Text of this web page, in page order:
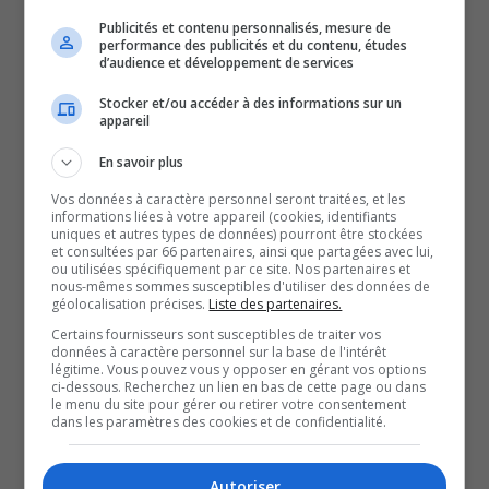
Plusieurs projets sont sur la table, mais des choix ont été
faits pour prioriser ceux jugés les plus importants pour la
population, mentionne Yvon Charette, le maire de la
municipalité.
Pour les propriétaires résidentiels, le compte de taxes
l’augmentation de 2025.
Malgré la baisse prévue, le directeur général par intérim
de Rivière-Héva, Gérald Laprise, assure que les services
offerts demeurent les mêmes.
Lors de la séance du 2 mars prochain, le conseil
municipal annoncera la création d’un comité de travail
sur le budget participatif.
Les citoyens sont donc invités à envoyer
leurs candidatures afin de réfléchir aux sources de
Publicités et contenu personnalisés, mesure de
performance des publicités et du contenu, études
d’audience et développement de services
Stocker et/ou accéder à des informations sur un
appareil
En savoir plus
Vos données à caractère personnel seront traitées, et les
informations liées à votre appareil (cookies, identifiants
uniques et autres types de données) pourront être stockées
et consultées par 66 partenaires, ainsi que partagées avec lui,
ou utilisées spécifiquement par ce site. Nos partenaires et
nous-mêmes sommes susceptibles d'utiliser des données de
géolocalisation précises. Liste des partenaires.
Certains fournisseurs sont susceptibles de traiter vos
données à caractère personnel sur la base de l'intérêt
légitime. Vous pouvez vous y opposer en gérant vos options
ci-dessous. Recherchez un lien en bas de cette page ou dans
le menu du site pour gérer ou retirer votre consentement
dans les paramètres des cookies et de confidentialité.